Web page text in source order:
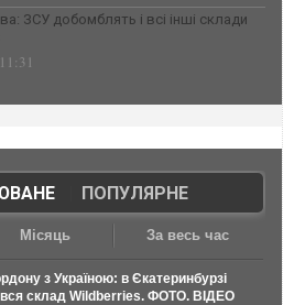
ЗСУ добомблять і всі інші склади
| ПОПУЛЯРНЕ
Місяць За весь час
з Україною: в Єкатеринбурзі
склад Wildberries. ФОТО. ВІДЕО